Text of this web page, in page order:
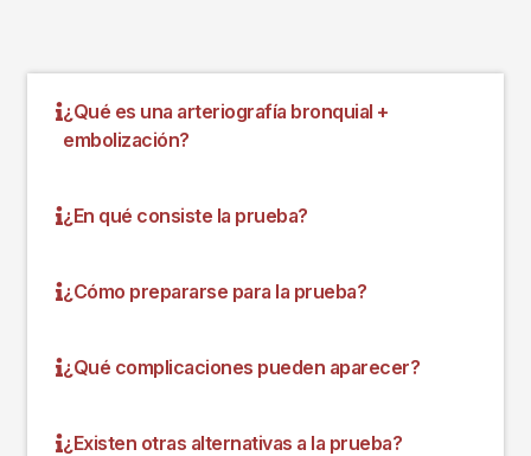
¿Qué es una arteriografía bronquial +
embolización?
¿En qué consiste la prueba?
¿Cómo prepararse para la prueba?
¿Qué complicaciones pueden aparecer?
¿Existen otras alternativas a la prueba?